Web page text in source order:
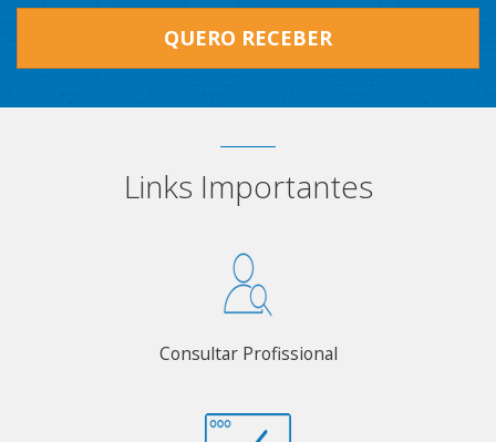
QUERO RECEBER
Links Importantes
Consultar Profissional